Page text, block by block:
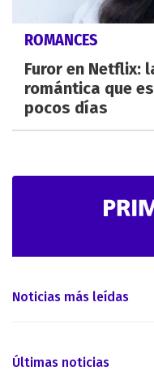
ROMANCES
Furor en Netflix:
romántica que
pocos días
Noticias más leídas
Últimas noticias